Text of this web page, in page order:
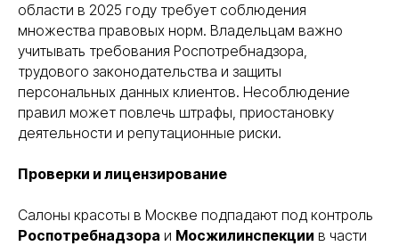
области в 2025 году требует соблюдения
множества правовых норм. Владельцам важно
учитывать требования Роспотребнадзора,
трудового законодательства и защиты
персональных данных клиентов. Несоблюдение
правил может повлечь штрафы, приостановку
деятельности и репутационные риски.
Проверки и лицензирование
Салоны красоты в Москве подпадают под контроль
Роспотребнадзора и Мосжилинспекции в части